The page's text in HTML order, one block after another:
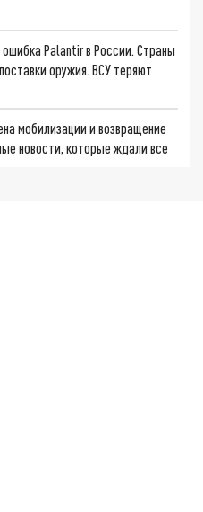
Palantir в России. Страны
оружия. ВСУ теряют
мобилизации и возвращение
новости, которые ждали все